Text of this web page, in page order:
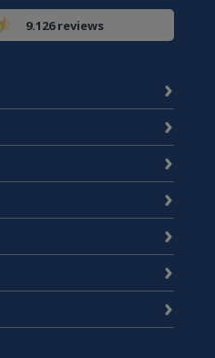
9.126 reviews